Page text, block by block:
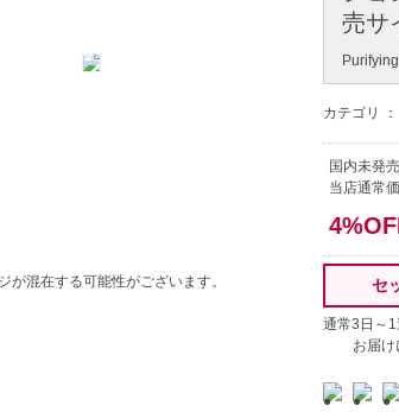
が混在する可能性がございます。
売サ
カテゴリ ：
国内未発売
当店通常
セ
通常3日～
お届け